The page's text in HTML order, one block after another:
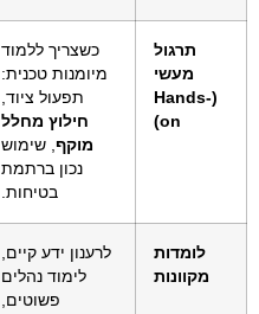
תרגול
מעשי
(Hands-
on)
כשצריך ללמוד
מיומנות טכנית:
תפעול ציוד,
חילוץ מחלל
מוקף, שימוש
נכון ברתמת
בטיחות.
לומדות
מקוונות
לרענון ידע קיים,
לימוד נהלים
פשוטים,